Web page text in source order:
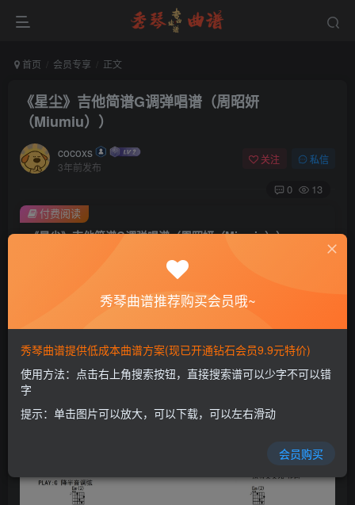
首页 会员专享 正文
《星尘》吉他简谱G调弹唱谱（周昭妍
（Miumiu））
cocoxs
3年前发布
关注 私信
0 13
《星尘》吉他简谱G调弹唱谱（周昭妍（Miumiu））
会员专属资源
免费
您暂无购买权限，请先开通会员
开通会员
付费阅读
秀琴曲谱推荐购买会员哦~
秀琴曲谱提供低成本曲谱方案(现已开通钻石会员9.9元特价)
使用方法：点击右上角搜索按钮，直接搜索谱可以少字不可以错
字
提示：单击图片可以放大，可以下载，可以左右滑动
会员购买